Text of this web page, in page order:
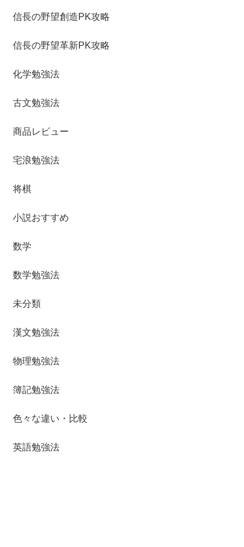
信長の野望創造PK攻略
信長の野望革新PK攻略
化学勉強法
古文勉強法
商品レビュー
宅浪勉強法
将棋
小説おすすめ
数学
数学勉強法
未分類
漢文勉強法
物理勉強法
簿記勉強法
色々な違い・比較
英語勉強法